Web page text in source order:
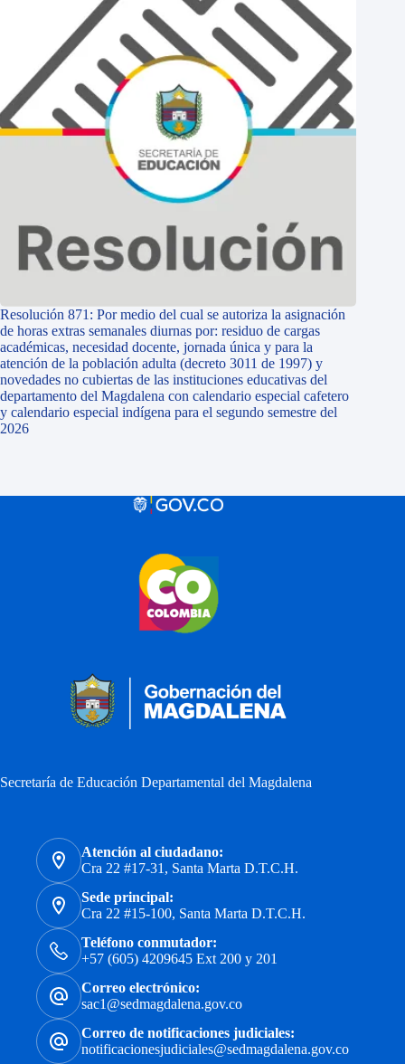
Resolución 871: Por medio del cual se autoriza la asignación
de horas extras semanales diurnas por: residuo de cargas
académicas, necesidad docente, jornada única y para la
atención de la población adulta (decreto 3011 de 1997) y
novedades no cubiertas de las instituciones educativas del
departamento del Magdalena con calendario especial cafetero
y calendario especial indígena para el segundo semestre del
2026
Secretaría de Educación Departamental del Magdalena
Atención al ciudadano:
Cra 22 #17-31, Santa Marta D.T.C.H.
Sede principal:
Cra 22 #15-100, Santa Marta D.T.C.H.
Teléfono conmutador:
+57 (605) 4209645 Ext 200 y 201
Correo electrónico:
sac1@sedmagdalena.gov.co
Correo de notificaciones judiciales:
notificacionesjudiciales@sedmagdalena.gov.co